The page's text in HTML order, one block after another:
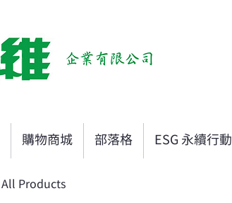
購物商城 部落格 ESG 永續行動
All Products